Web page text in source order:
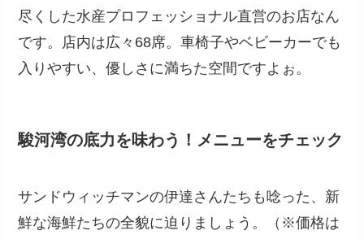
尽くした水産プロフェッショナル直営のお店なん
です。店内は広々68席。車椅子やベビーカーでも
入りやすい、優しさに満ちた空間ですよぉ。
駿河湾の底力を味わう！メニューをチェック
サンドウィッチマンの伊達さんたちも唸った、新
鮮な海鮮たちの全貌に迫りましょう。（※価格は